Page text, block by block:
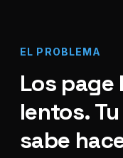
EL PROBLEMA
Los page
lentos.
sabe